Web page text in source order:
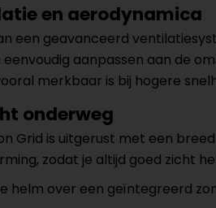
en aerodynamica
een geavanceerd
aanpassen aan de
merkbaar is bij hogere
onderweg
Grid is uitgerust met een
zodat je altijd goed zicht
helm over een geïntegreerd